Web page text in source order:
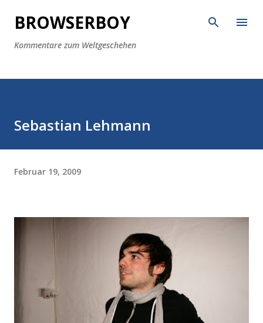
Direkt zum Hauptbereich
BROWSERBOY
Kommentare zum Weltgeschehen
Sebastian Lehmann
Februar 19, 2009